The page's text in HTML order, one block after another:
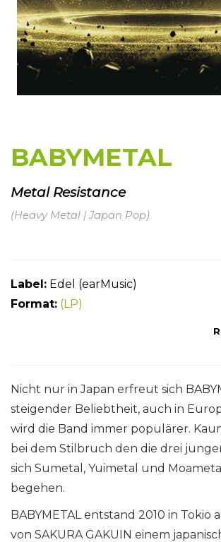
BABYMETAL
Metal Resistance
(Heavy Metal | Japan Pop)
Label: Edel (earMusic)
Format: (LP)
Nicht nur in Japan erfreut sich
steigender Beliebtheit, auch in
wird die Band immer populärer.
bei dem Stilbruch den die drei
sich Sumetal, Yuimetal und
begehen.
BABYMETAL entstand 2010 in Tokio
von SAKURA GAKUIN einem